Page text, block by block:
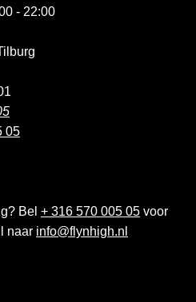
- 22:00
05
Bel + 316 570 005 05 voor
naar info@flynhigh.nl